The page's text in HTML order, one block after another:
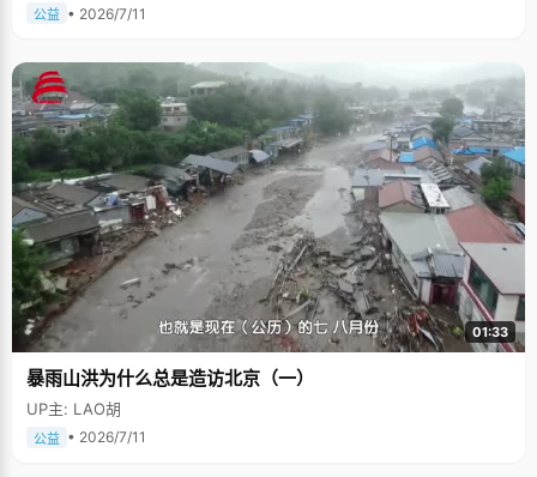
公益 • 2026/7/11
01:33
暴雨山洪为什么总是造访北京（一）
UP主: LAO胡
公益 • 2026/7/11